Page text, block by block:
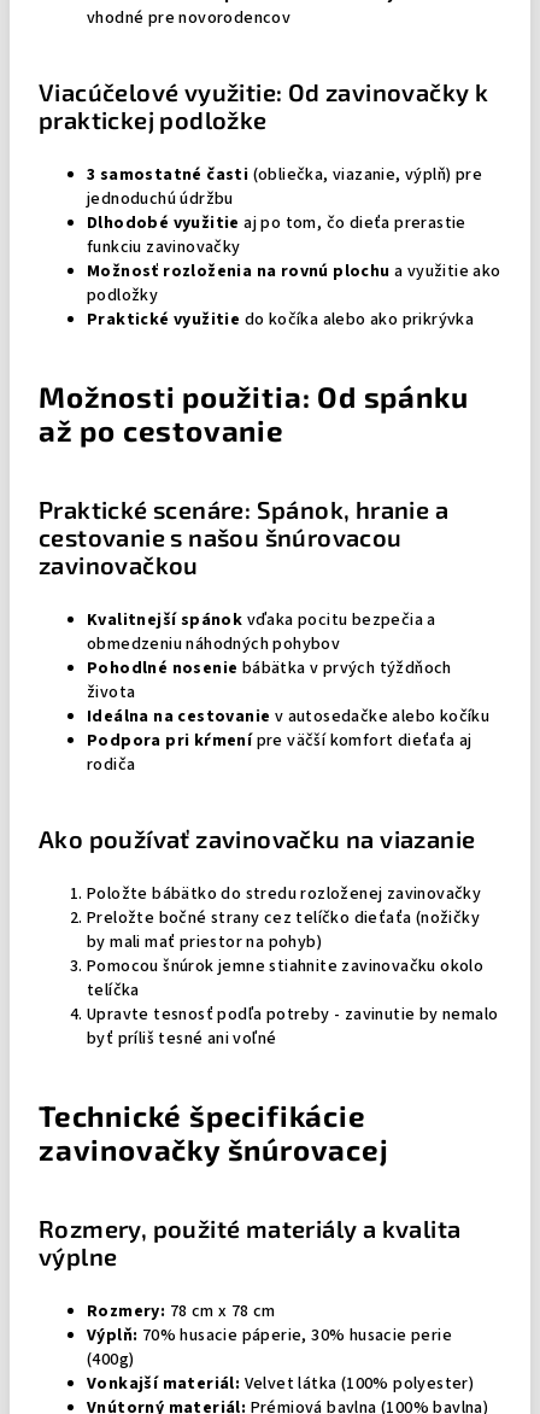
vhodné pre novorodencov
Viacúčelové využitie: Od zavinovačky k
praktickej podložke
3 samostatné časti (obliečka, viazanie, výplň) pre
jednoduchú údržbu
Dlhodobé využitie aj po tom, čo dieťa prerastie
funkciu zavinovačky
Možnosť rozloženia na rovnú plochu a využitie ako
podložky
Praktické využitie do kočíka alebo ako prikrývka
Možnosti použitia: Od spánku
až po cestovanie
Praktické scenáre: Spánok, hranie a
cestovanie s našou šnúrovacou
zavinovačkou
Kvalitnejší spánok vďaka pocitu bezpečia a
obmedzeniu náhodných pohybov
Pohodlné nosenie bábätka v prvých týždňoch
života
Ideálna na cestovanie v autosedačke alebo kočíku
Podpora pri kŕmenípre väčší komfort dieťaťa aj
rodiča
Ako používať zavinovačku na viazanie
Položte bábätko do stredu rozloženej zavinovačky
Preložte bočné strany cez telíčko dieťaťa (nožičky
by mali mať priestor na pohyb)
Pomocou šnúrok jemne stiahnite zavinovačku okolo
telíčka
Upravte tesnosť podľa potreby - zavinutie by nemalo
byť príliš tesné ani voľné
Technické špecifikácie
zavinovačky šnúrovacej
Rozmery, použité materiály a kvalita
výplne
Rozmery: 78 cm x 78 cm
Výplň: 70% husacie páperie, 30% husacie perie
(400g)
Vonkajší materiál: Velvet látka (100% polyester)
Vnútorný materiál: Prémiová bavlna (100% bavlna)